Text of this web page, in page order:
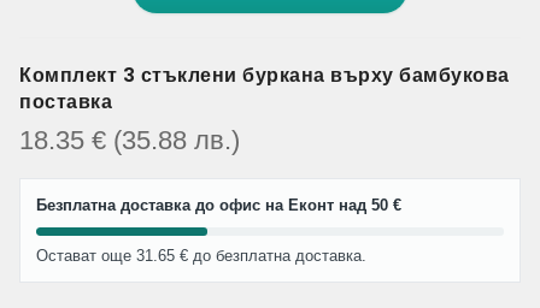
Комплект 3 стъклени буркана върху бамбукова
поставка
18.35 € (35.88 лв.)
Безплатна доставка до офис на Еконт над 50 €
Остават още 31.65 € до безплатна доставка.